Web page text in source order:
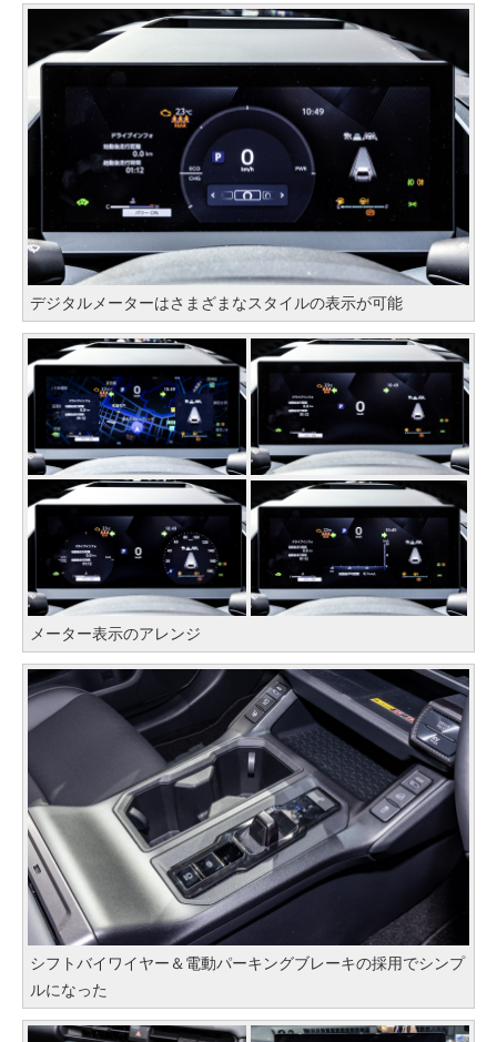
デジタルメーターはさまざまなスタイルの表示が可能
メーター表示のアレンジ
シフトバイワイヤー＆電動パーキングブレーキの採用でシンプ
ルになった